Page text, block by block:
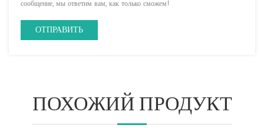
сообщение, мы ответим вам, как только сможем!
ПОХОЖИЙ ПРОДУКТ